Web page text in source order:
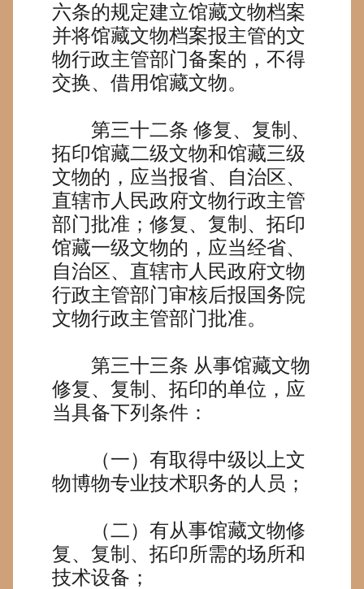
六条的规定建立馆藏文物档案
并将馆藏文物档案报主管的文
物行政主管部门备案的，不得
交换、借用馆藏文物。
第三十二条 修复、复制、
拓印馆藏二级文物和馆藏三级
文物的，应当报省、自治区、
直辖市人民政府文物行政主管
部门批准；修复、复制、拓印
馆藏一级文物的，应当经省、
自治区、直辖市人民政府文物
行政主管部门审核后报国务院
文物行政主管部门批准。
第三十三条 从事馆藏文物
修复、复制、拓印的单位，应
当具备下列条件：
（一）有取得中级以上文
物博物专业技术职务的人员；
（二）有从事馆藏文物修
复、复制、拓印所需的场所和
技术设备；